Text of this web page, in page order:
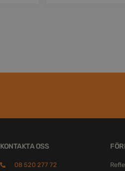
KONTAKTA OSS
08 520 277 72